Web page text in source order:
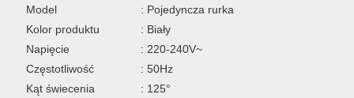
Model
: Pojedyncza rurka
Kolor produktu
: Biały
Napięcie
: 220-240V~
Częstotliwość
: 50Hz
Kąt świecenia
: 125°